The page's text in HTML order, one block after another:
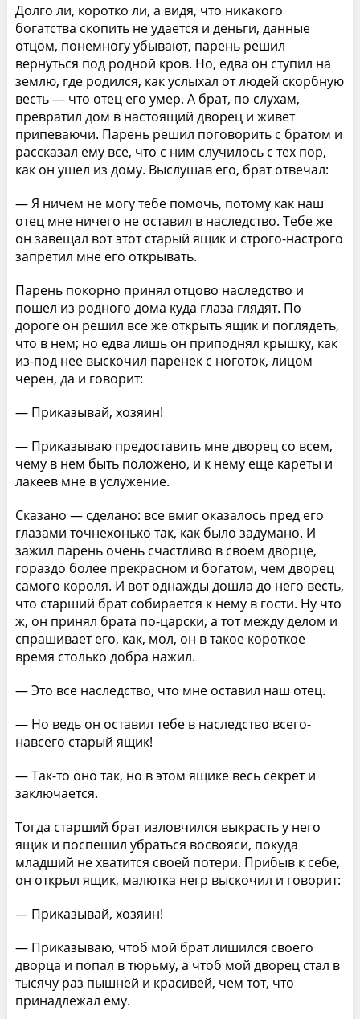
Долго ли, коротко ли, а видя, что никакого
богатства скопить не удается и деньги, данные
отцом, понемногу убывают, парень решил
вернуться под родной кров. Но, едва он ступил на
землю, где родился, как услыхал от людей скорбную
весть — что отец его умер. А брат, по слухам,
превратил дом в настоящий дворец и живет
припеваючи. Парень решил поговорить с братом и
рассказал ему все, что с ним случилось с тех пор,
как он ушел из дому. Выслушав его, брат отвечал:
— Я ничем не могу тебе помочь, потому как наш
отец мне ничего не оставил в наследство. Тебе же
он завещал вот этот старый ящик и строго-настрого
запретил мне его открывать.
Парень покорно принял отцово наследство и
пошел из родного дома куда глаза глядят. По
дороге он решил все же открыть ящик и поглядеть,
что в нем; но едва лишь он приподнял крышку, как
из-под нее выскочил паренек с ноготок, лицом
черен, да и говорит:
— Приказывай, хозяин!
— Приказываю предоставить мне дворец со всем,
чему в нем быть положено, и к нему еще кареты и
лакеев мне в услужение.
Сказано — сделано: все вмиг оказалось пред его
глазами точнехонько так, как было задумано. И
зажил парень очень счастливо в своем дворце,
гораздо более прекрасном и богатом, чем дворец
самого короля. И вот однажды дошла до него весть,
что старший брат собирается к нему в гости. Ну что
ж, он принял брата по-царски, а тот между делом и
спрашивает его, как, мол, он в такое короткое
время столько добра нажил.
— Это все наследство, что мне оставил наш отец.
— Но ведь он оставил тебе в наследство всего-
навсего старый ящик!
— Так-то оно так, но в этом ящике весь секрет и
заключается.
Тогда старший брат изловчился выкрасть у него
ящик и поспешил убраться восвояси, покуда
младший не хватится своей потери. Прибыв к себе,
он открыл ящик, малютка негр выскочил и говорит:
— Приказывай, хозяин!
— Приказываю, чтоб мой брат лишился своего
дворца и попал в тюрьму, а чтоб мой дворец стал в
тысячу раз пышней и красивей, чем тот, что
принадлежал ему.